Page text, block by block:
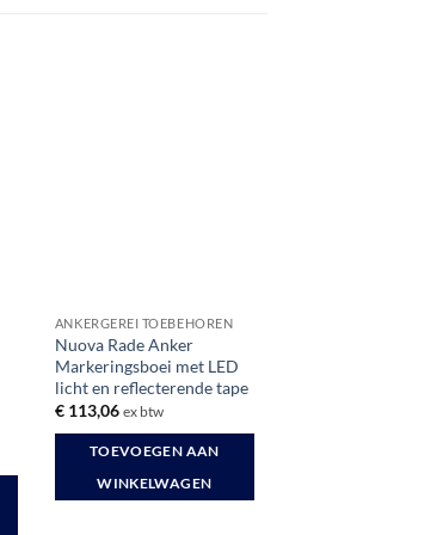
ANKERGEREI TOEBEHOREN
Nuova Rade Anker
Markeringsboei met LED
licht en reflecterende tape
€113,06 ex btw
TOEVOEGEN AAN
WINKELWAGEN